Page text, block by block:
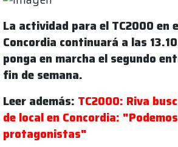
La actividad para el TC2000 en
Concordia continuará a las
ponga en marcha el segundo
fin de semana.
Leer además: TC2000: Riva
de local en Concordia:
protagonistas"